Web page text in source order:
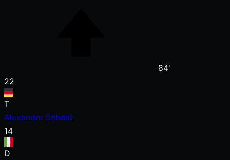
84'
22
T
Alexander Sebald
14
D